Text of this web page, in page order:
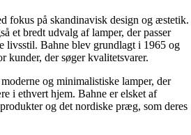
fokus på skandinavisk design og æstetik.
et bredt udvalg af lamper, der passer
livsstil. Bahne blev grundlagt i 1965 og
kunder, der søger kvalitetsvarer.
og minimalistiske lamper, der
i ethvert hjem. Bahne er elsket af
og det nordiske præg, som deres